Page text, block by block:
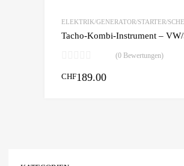
ELEKTRIK/GENERATOR/STARTER/
Tacho-Kombi-Instrument – VW/
(0 Bewertungen)
CHF189.00